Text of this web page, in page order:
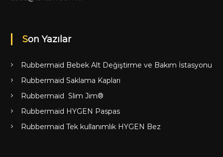
Son Yazılar
Rubbermaid Bebek Alt Değiştirme ve Bakım İstasyonu
Rubbermaid Saklama Kapları
Rubbermaid Slim Jim®
Rubbermaid HYGEN Paspas
Rubbermaid Tek kullanımlık HYGEN Bez